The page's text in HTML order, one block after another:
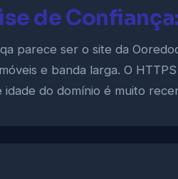
de
parece ser o site da
e banda larga. O
idade do domínio é muito